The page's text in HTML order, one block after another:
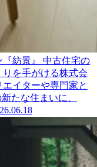
紡景』
中古住宅の
を手がける株式会
イターや専門家と
たな住まいに、